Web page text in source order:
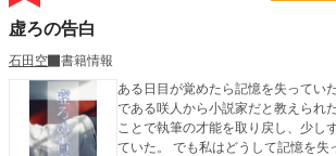
虚ろの告白
石田空
書籍情報
ある日目が覚めたら記憶を失ってい
である咲人から小説家だと教えられ
ことで執筆の才能を取り戻し、少し
ていた。 でも私はどうして記憶を失っていたのだろうか。 ・